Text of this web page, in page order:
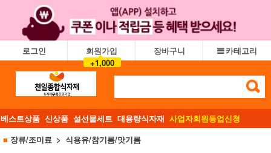
로그인
회원가입
+1,000
장바구니 카테고리
베스트상품 신상품 설선물세트 대용량식자재 사업자회원등업신청
■ 장류/조미료 식용유/참기름/맛기름